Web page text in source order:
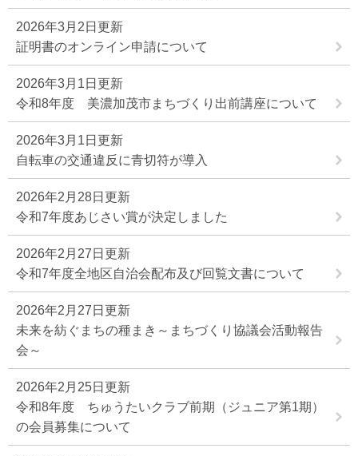
2026年3月2日更新
証明書のオンライン申請について
2026年3月1日更新
令和8年度 美濃加茂市まちづくり出前講座について
2026年3月1日更新
自転車の交通違反に青切符が導入
2026年2月28日更新
令和7年度あじさい賞が決定しました
2026年2月27日更新
令和7年度全地区自治会配布及び回覧文書について
2026年2月27日更新
未来を紡ぐまちの種まき～まちづくり協議会活動報告
会～
2026年2月25日更新
令和8年度 ちゅうたいクラブ前期（ジュニア第1期）
の会員募集について